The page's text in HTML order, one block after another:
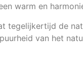
warm en
tegelijkertijd de
van het